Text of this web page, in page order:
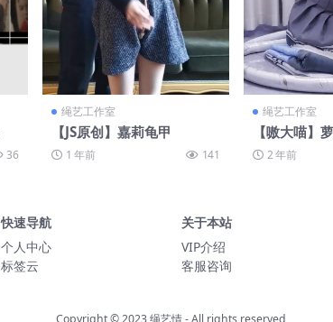
36
绳艺工作室
【JS原创】嘉莉龟甲
1 年前 141
绳艺工作室
【嗷大喵】
二十四集）
2 年前
快速导航
个人中心
标签云
关于本站
VIP介绍
客服咨询
Copyright © 2023绳艺情- All rights reserved